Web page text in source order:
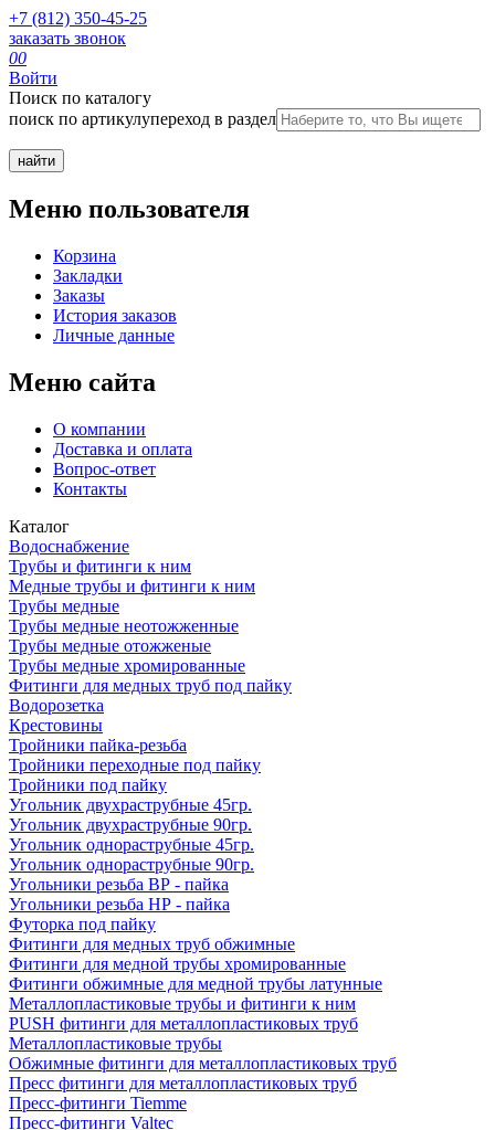
+7 (812) 350-45-25
заказать звонок
00
Войти
Поиск по каталогу
поиск по артикулупереход в раздел
Меню пользователя
Корзина
Закладки
Заказы
История заказов
Личные данные
Меню сайта
О компании
Доставка и оплата
Вопрос-ответ
Контакты
Каталог
Водоснабжение
Трубы и фитинги к ним
Медные трубы и фитинги к ним
Трубы медные
Трубы медные неотожженные
Трубы медные отожженые
Трубы медные хромированные
Фитинги для медных труб под пайку
Водорозетка
Крестовины
Тройники пайка-резьба
Тройники переходные под пайку
Тройники под пайку
Угольник двухраструбные 45гр.
Угольник двухраструбные 90гр.
Угольник однораструбные 45гр.
Угольник однораструбные 90гр.
Угольники резьба ВР - пайка
Угольники резьба НР - пайка
Футорка под пайку
Фитинги для медных труб обжимные
Фитинги для медной трубы хромированные
Фитинги обжимные для медной трубы латунные
Металлопластиковые трубы и фитинги к ним
PUSH фитинги для металлопластиковых труб
Металлопластиковые трубы
Обжимные фитинги для металлопластиковых труб
Пресс фитинги для металлопластиковых труб
Пресс-фитинги Tiemme
Пресс-фитинги Valtec